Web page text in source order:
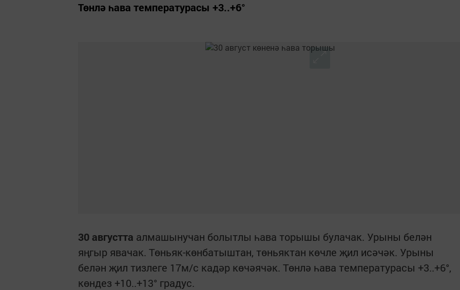
Төнлә һава температурасы +3..+6°
30 августта алмашынучан болытлы һава торышы булачак. Урыны белән
яңгыр явачак. Төньяк-көнбатыштан, төньяктан көчле җил исәчәк. Урыны
белән җил тизлеге 17м/с кадәр көчәячәк. Төнлә һава температурасы +3..+6°,
көндез +10..+13° градус.